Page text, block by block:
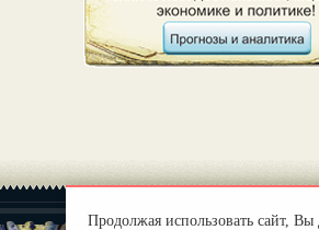
Продолжая использовать сайт, Вы